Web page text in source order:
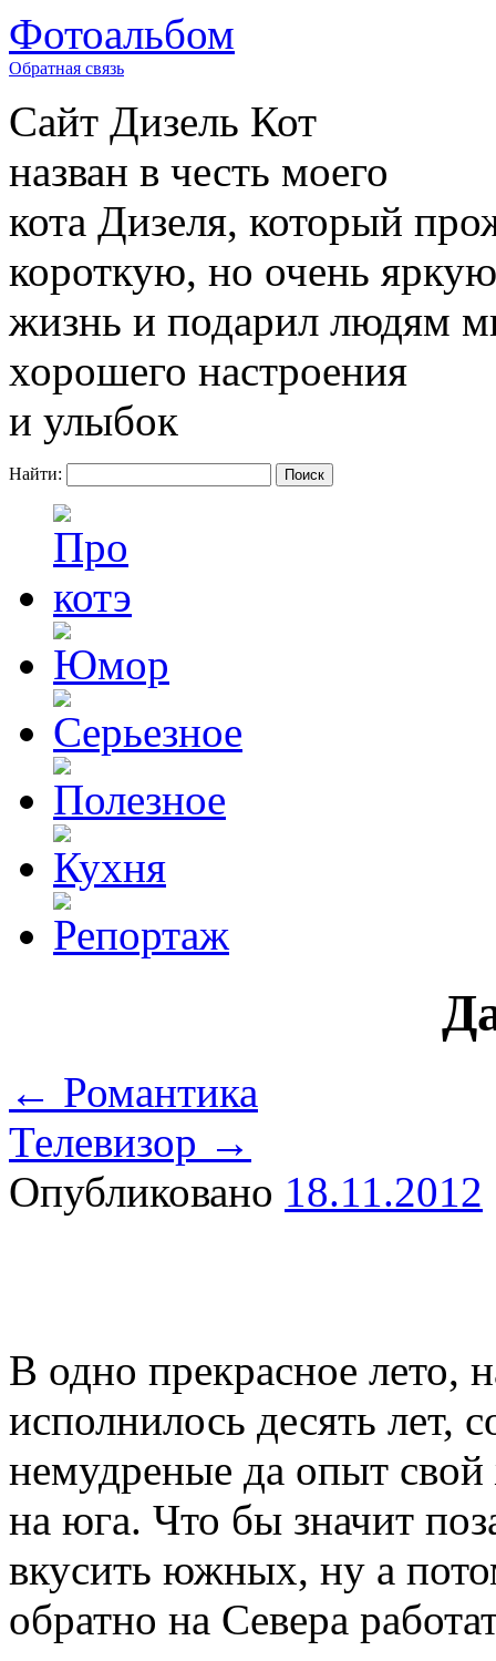
Фотоальбом
Обратная связь
Сайт Дизель Кот
назван в честь моего
кота Дизеля, который
короткую, но очень яркую
жизнь и подарил людям
хорошего настроения
и улыбок
Найти:
← Романтика
Телевизор →
Опубликовано 18.11.2012
В одно прекрасное лето,
исполнилось десять лет,
немудреные да опыт
на юга. Что бы значит
вкусить южных, ну а
обратно на Севера